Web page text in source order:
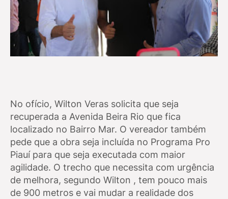
No ofício, Wilton Veras solicita que seja
recuperada a Avenida Beira Rio que fica
localizado no Bairro Mar. O vereador também
pede que a obra seja incluída no Programa Pro
Piauí para que seja executada com maior
agilidade. O trecho que necessita com urgência
de melhora, segundo Wilton , tem pouco mais
de 900 metros e vai mudar a realidade dos